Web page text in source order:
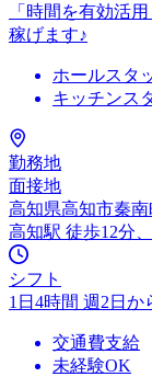
「時間を有効活
稼げます♪
ホールスタ
キッチンス
勤務地
面接地
高知県高知市秦
高知駅 徒歩12分
シフト
1日4時間 週2日か
交通費支給
未経験OK